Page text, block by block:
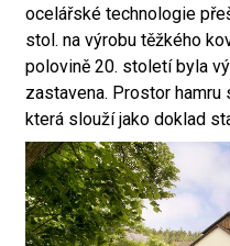
ocelářské technologie
stol. na výrobu těžkého
polovině 20. století byla
zastavena. Prostor
která slouží jako doklad